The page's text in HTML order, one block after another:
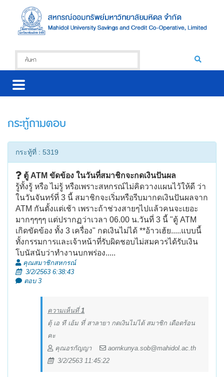
กระทู้ถามตอบ
กระทู้ที่ : 5319
ตู้ ATM ขัดข้อง ในวันที่สมาชิกจะกดเงินปันผล
รู้ทั้งรู้ หรือ ไม่รู้ หรือเพราะสหกรณ์ไม่คิดวางแผนไว้ให้ดี ว่า
ในวันจันทร์ที่ 3 นี้ สมาชิกจะเริ่มหรือรีบมากดเงินปันผลจาก
ATM กันตั้งแต่เช้า เพราะถ้าช่วงสายๆไปแล้วคนจะเยอะ
มากๆๆๆๆ แต่ปรากฏว่าเวลา 06.00 น.วันที่ 3 นี้ "ตู้ ATM
เกิดขัดข้อง ทั้ง 3 เครื่อง" กดเงินไม่ได้ **อ้าวเฮ้ย.....แบบนี้
ทั้งกรรมการและเจ้าหน้าที่รับผิดชอบไม่สมควรได้รับเงิน
โบนัสนับว่าทำงานบกพร่อง.....
คุณสมาชิกสหกรณ์
3/2/2563 6:38:43
ตอบ 3
ความเห็นที่1
ตุ้ เอ ที เอ้ม ที่ สาลายา กดเงินไม่ได้ สมาชิก เดือดร้อน
คะ
คุณอรกัญญา
aornkunya.sob@mahidol.ac.th
3/2/2563 11:45:22